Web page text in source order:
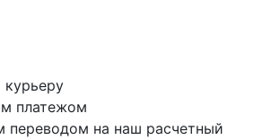
платежом
переводом на наш расчетный